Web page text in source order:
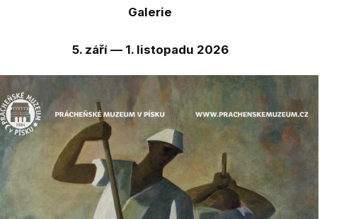
Galerie
5. září — 1. listopadu 2026